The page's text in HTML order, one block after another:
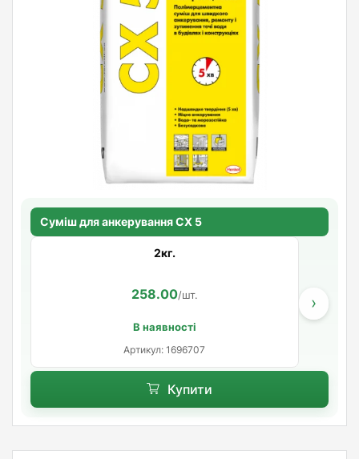
Суміш для анкерування CХ 5
2кг.
258.00/шт.
В наявності
Артикул: 1696707
›
Купити